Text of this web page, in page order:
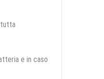
tutta
e in caso